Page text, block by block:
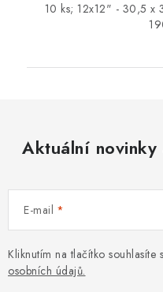
10 ks; 12x12" - 30,5 x
Aktuální novinky
E-mail
Kliknutím na tlačítko souhlasíte
osobních údajů.